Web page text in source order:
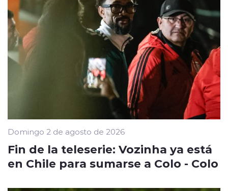
Domingo 2 de agosto de 2026
Fin de la teleserie: Vozinha ya está
en Chile para sumarse a Colo - Colo